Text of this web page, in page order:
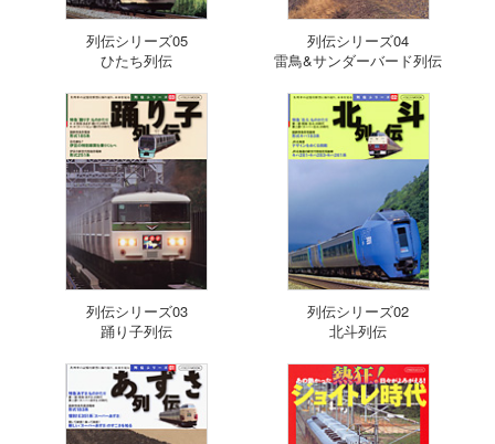
列伝シリーズ05
ひたち列伝
列伝シリーズ04
雷鳥&サンダーバード列伝
列伝シリーズ03
踊り子列伝
列伝シリーズ02
北斗列伝